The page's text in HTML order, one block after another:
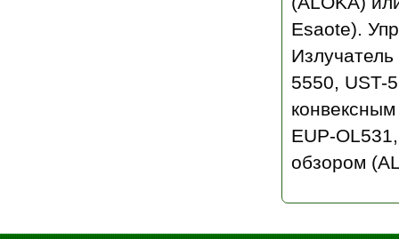
Esaote).
5550, UST-
EUP-
обзором